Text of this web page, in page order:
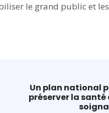
le grand public et
Un plan national
préserver la santé